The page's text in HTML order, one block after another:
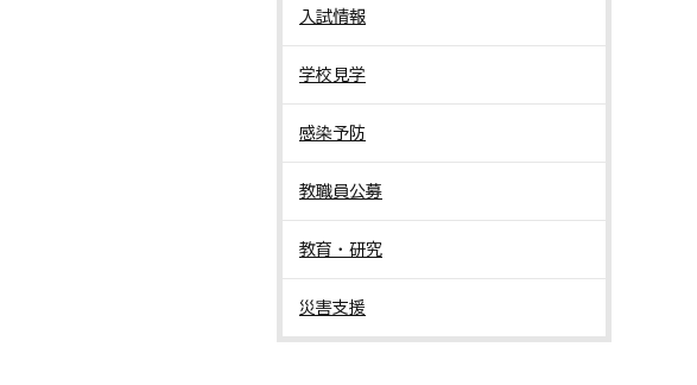
入試情報
学校見学
感染予防
教職員公募
教育・研究
災害支援